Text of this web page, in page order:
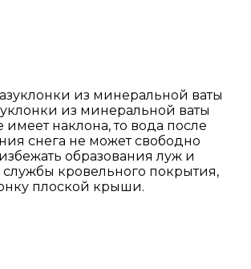
из минеральной ваты
имеет наклона, то вода после
снега не может свободно
образования луж и
кровельного покрытия,
плоской крыши.